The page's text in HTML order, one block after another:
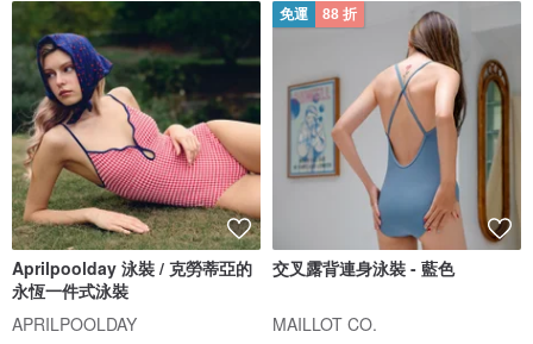
Aprilpoolday 泳裝 / 克勞蒂亞的
永恆一件式泳裝
APRILPOOLDAY
免運 88 折
交叉露背連身泳裝 - 藍色
MAILLOT CO.